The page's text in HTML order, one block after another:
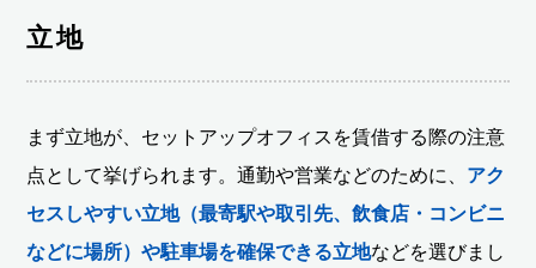
立地
まず立地が、セットアップオフィスを賃借する際の注意
点として挙げられます。通勤や営業などのために、 アク
セスしやすい立地（最寄駅や取引先、飲食店・コンビニ
などに場所）や駐車場を確保できる立地などを選びまし